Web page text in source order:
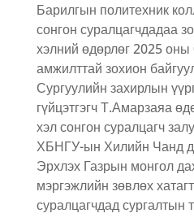
Барилгын политехник
сонгон суралцагчдадаа
хэлний өдөрлөг 2025
амжилттай зохион
Сургуулийн захирлын
гүйцэтгэгч Т.Амарзаяа
хэл сонгон суралцагч
ХБНГУ-ын Хилийн Чанд
Эрхлэх Газрын монгол
мэргэжлийн зөвлөх
суралцагчдад сургалтын